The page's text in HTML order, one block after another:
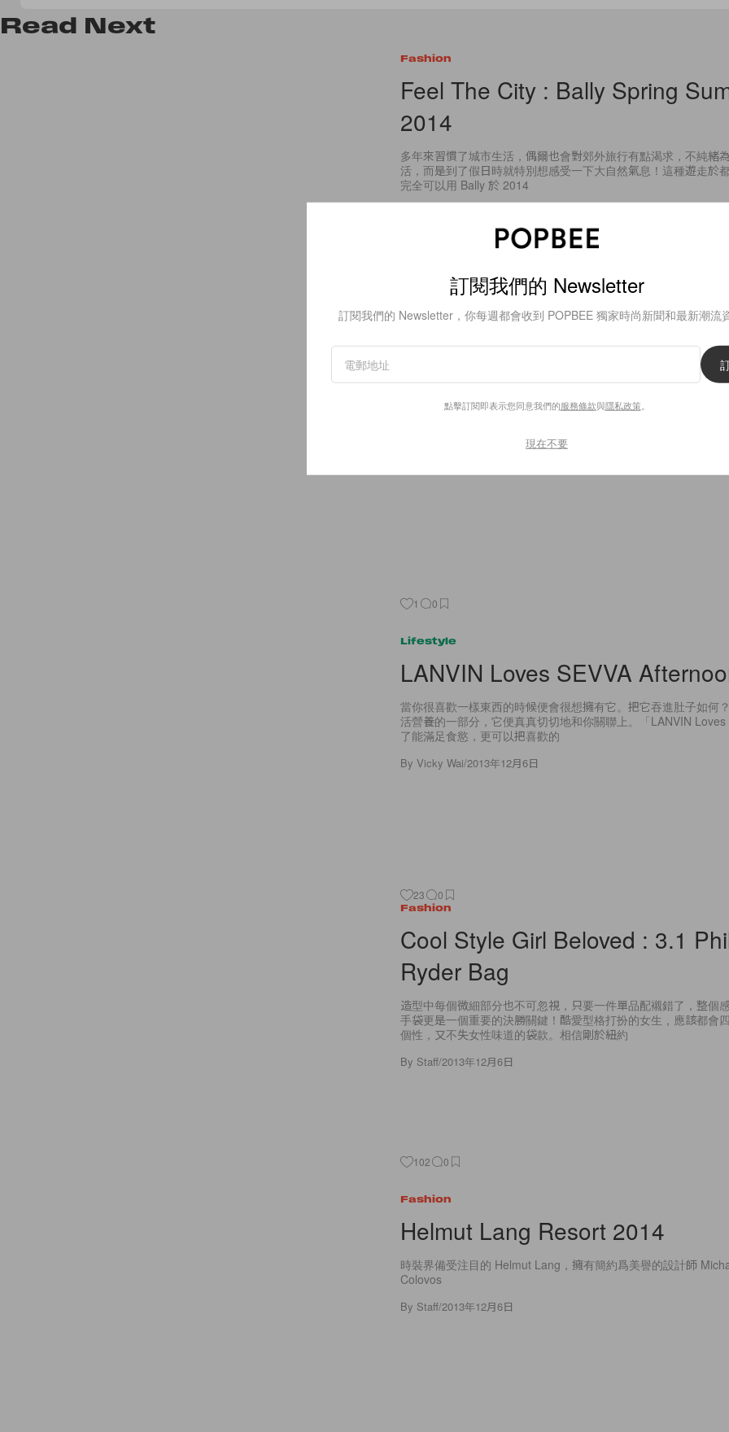
Read Next
Fashion
Feel The City : Bally Spring
2014
多年來習慣了城市生活，偶爾也會對郊外旅行有點渴求，不純緒
活，而是到了假日時就特別想感受一下大自然氣息！這種遊走於
完全可以用 Bally 於 2014
3 0
Fashion
POPBEE Weekly Wishlist
1. Chinti And Parker Hearts and Stars Intarsia Cashmere
1 0
Lifestyle
LANVIN Loves SEVVA
當你很喜歡一樣東西的時候便會很想擁有它。把它吞進肚子如何
活營養的一部分，它便真真切切地和你關聯上。「LANVIN Loves
了能滿足食慾，更可以把喜歡的
By Vicky Wai/2013年12月6日
23 0
Fashion
Cool Style Girl Beloved : 3.1
Ryder Bag
造型中每個微細部分也不可忽視，只要一件單品配襯錯了，整個
手袋更是一個重要的決勝關鍵！酷愛型格打扮的女生﹐應該都會
個性，又不失女性味道的袋款。相信剛於紐約
By Staff/2013年12月6日
102 0
Fashion
Helmut Lang Resort 2014
時裝界備受注目的 Helmut Lang，擁有簡約爲美譽的設計師
Colovos
By Staff/2013年12月6日
訂閱我們的 Newsletter
訂閱我們的 Newsletter，你每週都會收到 POPBEE 獨家時尚新聞和最新潮流資
點擊訂閱即表示您同意我們的服務條款與隱私政策。
現在不要